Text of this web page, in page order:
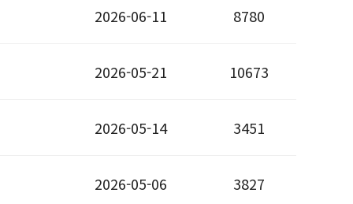
2026-06-11 8780
2026-05-21 10673
2026-05-14 3451
2026-05-06 3827